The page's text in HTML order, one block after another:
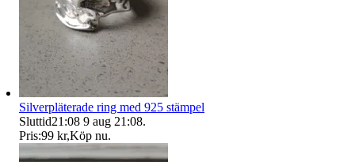
Silverpläterade ring med 925 stämpel
Sluttid21:08 9 aug 21:08.
Pris:99 kr,Köp nu.